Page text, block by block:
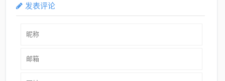
发表评论